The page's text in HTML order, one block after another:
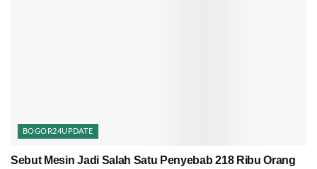
BOGOR24UPDATE
Sebut Mesin Jadi Salah Satu Penyebab 218 Ribu Orang